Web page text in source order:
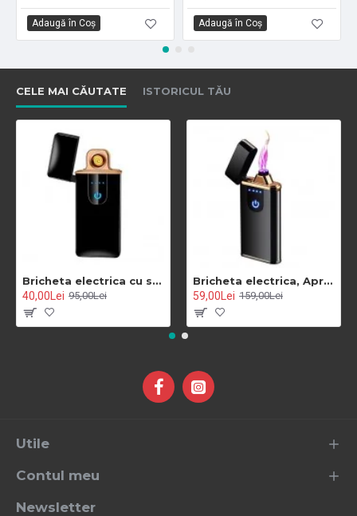
Adaugă în Coş Adaugă în Coş
CELE MAI CĂUTATE ISTORICUL TĂU
Bricheta electrica cu senzor de amprenta si incarcare USB cod 0087
40,00Lei 95,00Lei
Bricheta electrica, Aprindere cu touch, DUBLU ARC se-002b
59,00Lei 159,00Lei
Utile
Contul meu
Newsletter